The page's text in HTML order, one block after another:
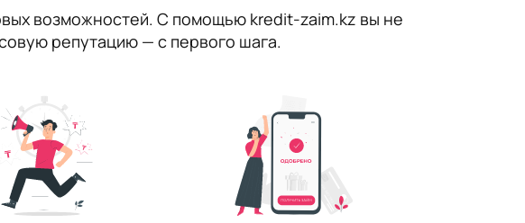
возможностей. С помощью kredit-zaim.kz вы не
репутацию — с первого шага.